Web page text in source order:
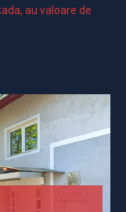
au valoare de